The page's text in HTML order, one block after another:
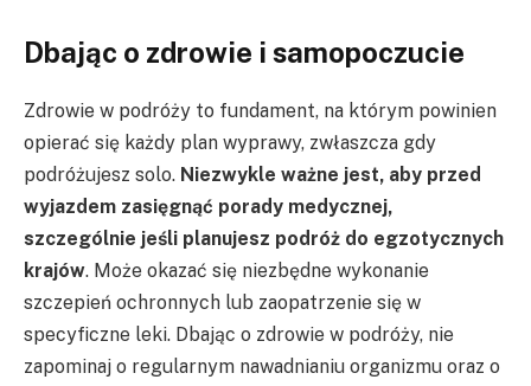
Dbając o zdrowie i samopoczucie
Zdrowie w podróży to fundament, na którym powinien
opierać się każdy plan wyprawy, zwłaszcza gdy
podróżujesz solo. Niezwykle ważne jest, aby przed
wyjazdem zasięgnąć porady medycznej,
szczególnie jeśli planujesz podróż do egzotycznych
krajów. Może okazać się niezbędne wykonanie
szczepień ochronnych lub zaopatrzenie się w
specyficzne leki. Dbając o zdrowie w podróży, nie
zapominaj o regularnym nawadnianiu organizmu oraz o